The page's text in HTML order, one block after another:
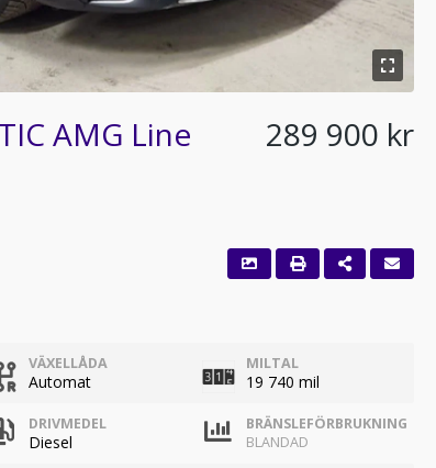
AMG Line
289 900 kr
VÄXELLÅDA
Automat
MILTAL
19 740 mil
DRIVMEDEL
Diesel
BRÄNSLEFÖRBRUKNING
BLANDAD